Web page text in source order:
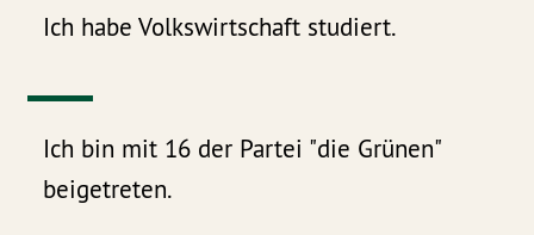
Ich habe Volkswirtschaft studiert.
Ich bin mit 16 der Partei "die Grünen"
beigetreten.